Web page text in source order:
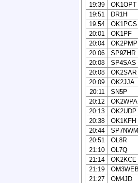
19:39
OK1OPT
19:51
DR1H
19:54
OK1PGS
20:01
OK1PF
20:04
OK2PMP
20:06
SP9ZHR
20:08
SP4SAS
20:08
OK2SAR
20:09
OK2JJA
20:11
SN5P
20:12
OK2WPA
20:13
OK2UDP
20:38
OK1KFH
20:44
SP7NWM
20:51
OL8R
21:10
OL7Q
21:14
OK2KCE
21:19
OM3WEB
21:27
OM4JD